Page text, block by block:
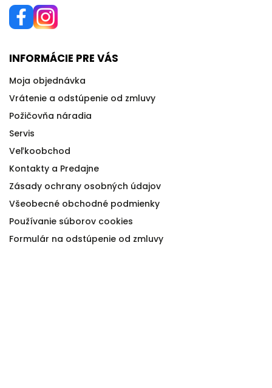
INFORMÁCIE PRE VÁS
Moja objednávka
Vrátenie a odstúpenie od zmluvy
Požičovňa náradia
Servis
Veľkoobchod
Kontakty a Predajne
Zásady ochrany osobných údajov
Všeobecné obchodné podmienky
Používanie súborov cookies
Formulár na odstúpenie od zmluvy